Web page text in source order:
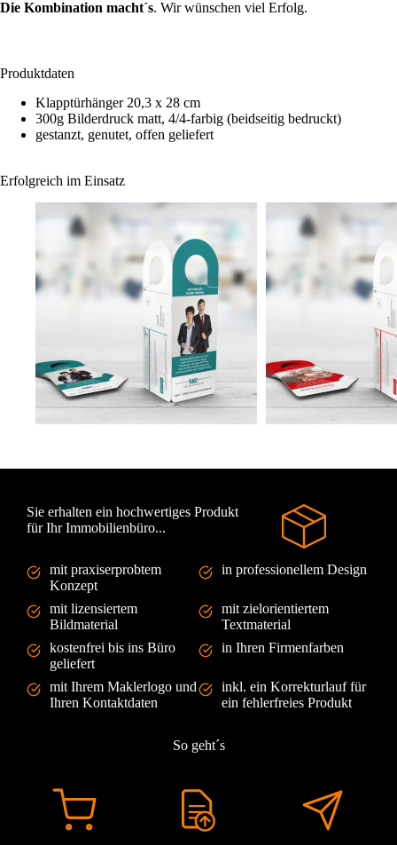
Die Kombination macht´s. Wir wünschen viel Erfolg.
Produktdaten
Klapptürhänger 20,3 x 28 cm
300g Bilderdruck matt, 4/4-farbig (beidseitig bedruckt)
gestanzt, genutet, offen geliefert
Erfolgreich im Einsatz
Sie erhalten ein hochwertiges Produkt
für Ihr Immobilienbüro...
mit praxiserprobtem
Konzept
in professionellem Design
mit lizensiertem
Bildmaterial
mit zielorientiertem
Textmaterial
kostenfrei bis ins Büro
geliefert
in Ihren Firmenfarben
mit Ihrem Maklerlogo und
Ihren Kontaktdaten
inkl. ein Korrekturlauf für
ein fehlerfreies Produkt
So geht´s